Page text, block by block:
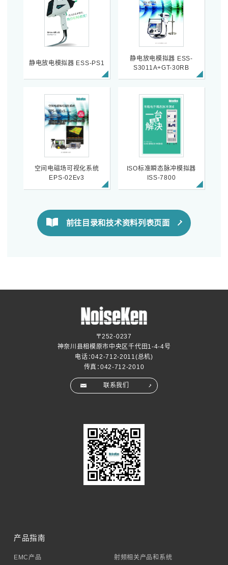
静电放电模拟器 ESS-PS1
静电放电模拟器 ESS-
S3011A+GT-30RB
空间电磁场可视化系统
EPS-02Ev3
ISO标准瞬态脉冲模拟器
ISS-7800
前往目录和技术资料列表页面
〒252-0237
神奈川县相模原市中央区千代田1-4-4号
电话：042-712-2011(总机)
传真：042-712-2010
联系我们
产品指南
EMC产品 射频相关产品和系统